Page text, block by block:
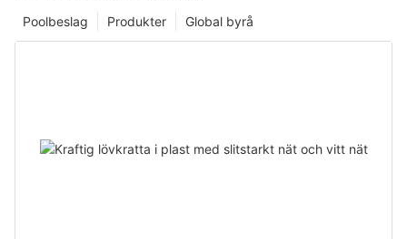
Global byrå
Produkter
Poolbeslag